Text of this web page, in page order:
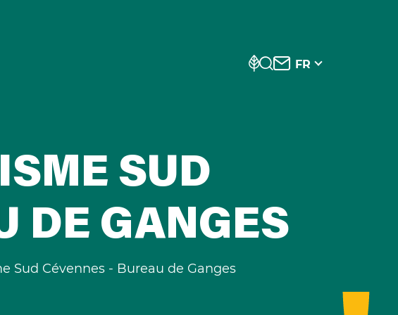
FR
SUD
DE GANGES
Sud Cévennes - Bureau de Ganges